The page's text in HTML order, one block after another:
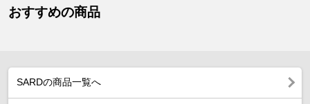
おすすめの商品
SARDの商品一覧へ